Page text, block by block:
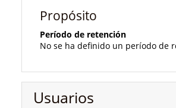
Propósito
Período de retención
No se ha definido un período de
Usuarios